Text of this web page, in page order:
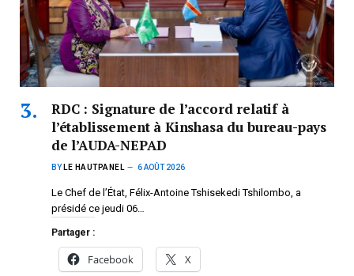
RDC : Signature de l’accord relatif à
l’établissement à Kinshasa du bureau-pays
de l’AUDA-NEPAD
BY LE HAUTPANEL 6 AOÛT 2026
Le Chef de l’État, Félix-Antoine Tshisekedi Tshilombo, a
présidé ce jeudi 06…
Partager :
Facebook X